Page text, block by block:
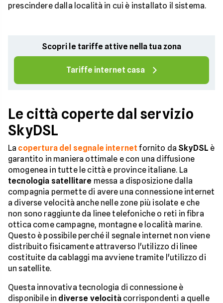
prescindere dalla località in cui è installato il sistema.
Scopri le tariffe attive nella tua zona
Tariffe internet casa
Le città coperte dal servizio
SkyDSL
La copertura del segnale internet fornito da SkyDSL è
garantito in maniera ottimale e con una diffusione
omogenea in tutte le città e province italiane. La
tecnologia satellitare messa a disposizione dalla
compagnia permette di avere una connessione internet
a diverse velocità anche nelle zone più isolate e che
non sono raggiunte da linee telefoniche o reti in fibra
ottica come campagne, montagne e località marine.
Questo è possibile perché il segnale internet non viene
distribuito fisicamente attraverso l'utilizzo di linee
costituite da cablaggi ma avviene tramite l'utilizzo di
un satellite.
Questa innovativa tecnologia di connessione è
disponibile in diverse velocitàcorrispondenti a quelle